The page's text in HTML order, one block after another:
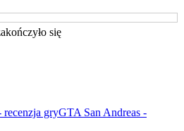
się
GTA San Andreas -